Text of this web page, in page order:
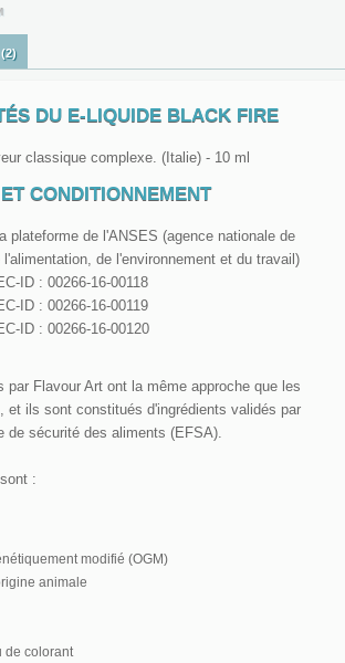
DU E-LIQUIDE BLACK FIRE
classique complexe. (Italie) - 10 ml
CONDITIONNEMENT
plateforme de l'ANSES (agence nationale de
de l'environnement et du travail)
ID : 00266-16-00118
ID : 00266-16-00119
ID : 00266-16-00120
par Flavour Art ont la même approche que les
et ils sont constitués d'ingrédients validés par
de sécurité des aliments (EFSA).
:
modifié (OGM)
animale
de colorant